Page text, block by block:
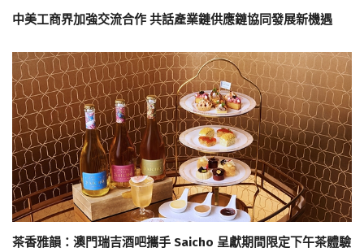
中美工商界加強交流合作 共話產業鏈供應鏈協同發展新機遇
茶香雅韻：澳門瑞吉酒吧攜手 Saicho 呈獻期間限定下午茶體驗